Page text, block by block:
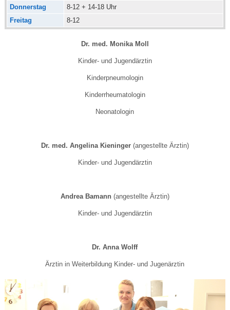
Donnerstag
8-12 + 14-18 Uhr
Freitag
8-12
Dr. med. Monika Moll
Kinder- und Jugendärztin
Kinderpneumologin
Kinderrheumatologin
Neonatologin
Dr. med. Angelina Kieninger (angestellte Ärztin)
Kinder- und Jugendärztin
Andrea Bamann (angestellte Ärztin)
Kinder- und Jugendärztin
Dr. Anna Wolff
Ärztin in Weiterbildung Kinder- und Jugenärztin